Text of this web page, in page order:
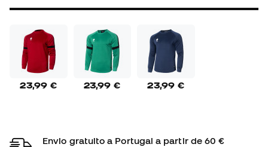
23,99 € 23,99 € 23,99 €
Envio gratuito a Portugal a partir de 60 €